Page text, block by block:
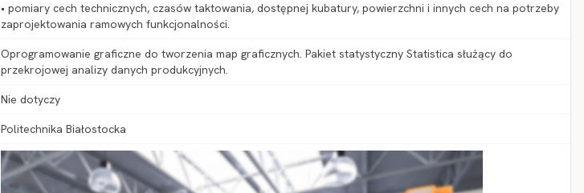
• pomiary cech technicznych, czasów taktowania, dostępnej kubatury, powierzchni i innych cech na potrzeby
zaprojektowania ramowych funkcjonalności.
Oprogramowanie graficzne do tworzenia map graficznych. Pakiet statystyczny Statistica służący do
przekrojowej analizy danych produkcyjnych.
Nie dotyczy
Politechnika Białostocka